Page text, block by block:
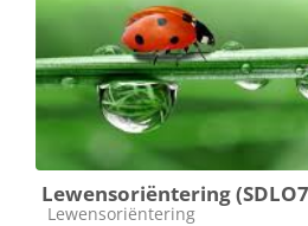
Lewensoriëntering
Kursus kategorie
Lewensoriëntering